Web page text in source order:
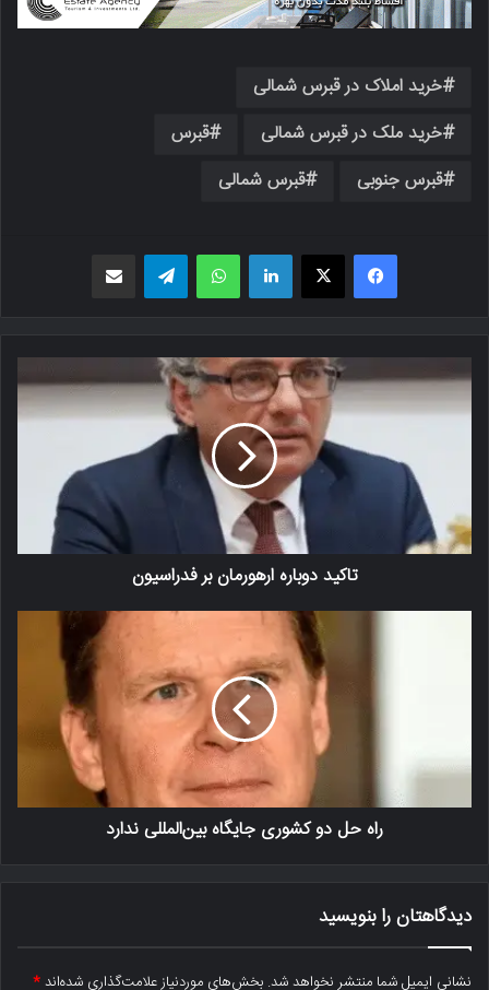
خرید املاک در قبرس شمالی
خرید ملک در قبرس شمالی
قبرس
قبرس جنوبی
قبرس شمالی
فیسبوک X لینکدین واتس اپ
تاکید دوباره ارهورمان بر فدراسیون
راه حل دو کشوری جایگاه بین‌المللی ندارد
دیدگاهتان را بنویسید
نشانی ایمیل شما منتشر نخواهد شد. بخش‌های موردنیاز علامت‌گذاری شده‌اند*